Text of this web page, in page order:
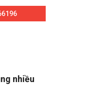
nhiều